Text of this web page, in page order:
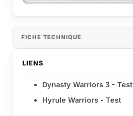
FICHE TECHNIQUE
LIENS
Dynasty Warriors 3 - Test
Hyrule Warriors - Test